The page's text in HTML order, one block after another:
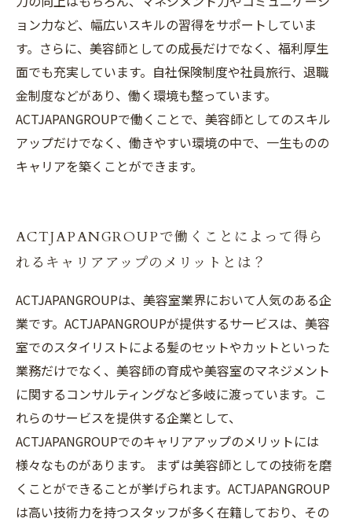
ョン力など、幅広いスキルの習得をサポートしていま
す。さらに、美容師としての成長だけでなく、福利厚生
面でも充実しています。自社保険制度や社員旅行、退職
金制度などがあり、働く環境も整っています。
ACTJAPANGROUPで働くことで、美容師としてのスキル
アップだけでなく、働きやすい環境の中で、一生ものの
キャリアを築くことができます。
ACTJAPANGROUPで働くことによって得ら
れるキャリアアップのメリットとは？
ACTJAPANGROUPは、美容室業界において人気のある企
業です。ACTJAPANGROUPが提供するサービスは、美容
室でのスタイリストによる髪のセットやカットといった
業務だけでなく、美容師の育成や美容室のマネジメント
に関するコンサルティングなど多岐に渡っています。こ
れらのサービスを提供する企業として、
ACTJAPANGROUPでのキャリアアップのメリットには
様々なものがあります。 まずは美容師としての技術を磨
くことができることが挙げられます。ACTJAPANGROUP
は高い技術力を持つスタッフが多く在籍しており、その